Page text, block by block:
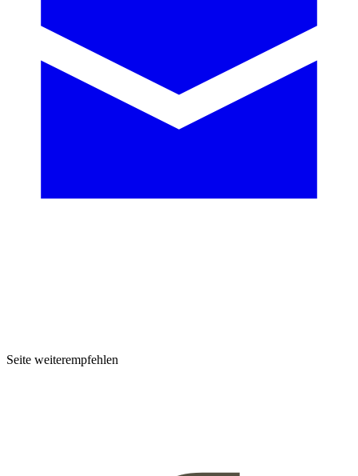
Seite weiterempfehlen